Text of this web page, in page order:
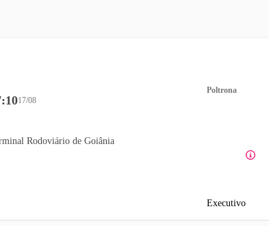
17/08
Rodoviário de Goiânia
Poltrona
Executivo